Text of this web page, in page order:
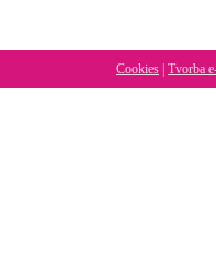
Cookies Tvorba